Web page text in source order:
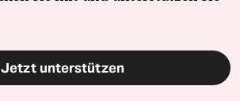
Jetzt unterstützen